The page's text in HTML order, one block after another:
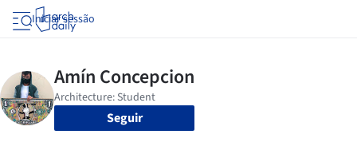
Iniciar sessão
Seguir